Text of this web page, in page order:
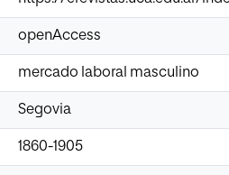
openAccess
mercado laboral masculino
Segovia
1860-1905